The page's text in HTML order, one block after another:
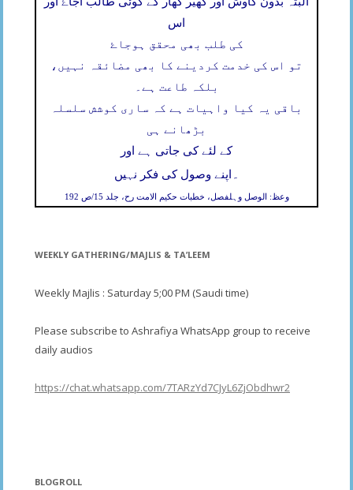
اس
کی طلب بھی محقق ہوجاۓ
تو اس کی خدمت کردینے کا بھی مضائقہ نہیں،
بلکہ طاعت ہے۔
باقی یہ کیا واہیات ہے کہ ساری کوشش سلسلہ
بڑھانے ہی
کے لئے کی جاتی ہے اور
اپنے وصول کی فکر نہیں ۔
وعظ: الوصل وہلفصل، خطبات حکیم الامت رح، جلد 15/ص 192
WEEKLY GATHERING/MAJLIS & TA’LEEM
Weekly Majlis : Saturday 5;00 PM (Saudi time)
Please subscribe to Ashrafiya WhatsApp group to receive
daily audios
https://chat.whatsapp.com/7TARzYd7CJyL6ZjObdhwr2
BLOGROLL